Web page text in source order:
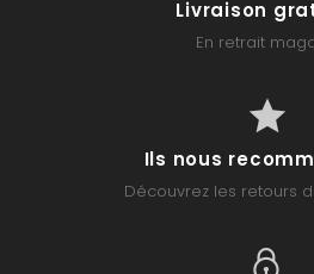
Livraison
En retrait
Ils nous
Découvrez les retours